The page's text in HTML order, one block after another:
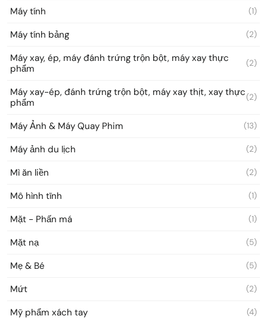
Máy tính (1)
Máy tính bảng (2)
Máy xay, ép, máy đánh trứng trộn bột, máy xay thực
phẩm
(2)
Máy xay-ép, đánh trứng trộn bột, máy xay thịt, xay thực
phẩm
(2)
Máy Ảnh & Máy Quay Phim (13)
Máy ảnh du lịch (2)
Mì ăn liền (2)
Mô hình tĩnh (1)
Mặt - Phấn má (1)
Mặt nạ (5)
Mẹ & Bé (5)
Mứt (2)
Mỹ phẩm xách tay (4)